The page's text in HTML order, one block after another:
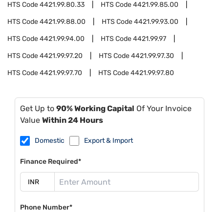
HTS Code4421.99.80.33 HTS Code4421.99.85.00
HTS Code4421.99.88.00 HTS Code4421.99.93.00
HTS Code4421.99.94.00 HTS Code4421.99.97
HTS Code4421.99.97.20 HTS Code4421.99.97.30
HTS Code4421.99.97.70 HTS Code4421.99.97.80
Get Up to 90% Working Capital Of Your Invoice
Value Within 24 Hours
Domestic Export & Import
Finance Required*
Phone Number*